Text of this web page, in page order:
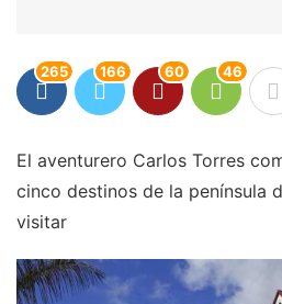
265 166 60 46
El aventurero Carlos Torres
cinco destinos de la península
visitar